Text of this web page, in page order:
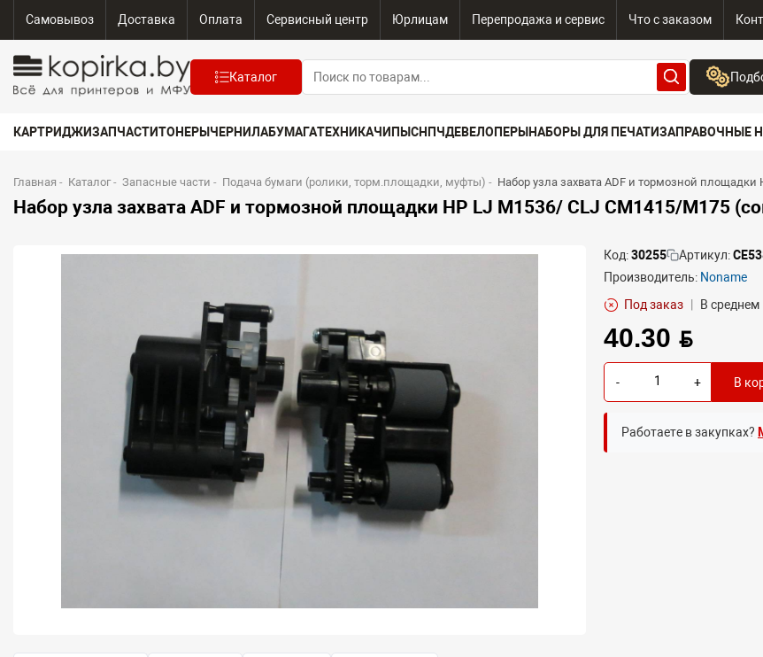
Самовывоз Доставка Оплата Сервисный центр Юрлицам Перепродажа и сервис Что с заказом
Каталог
Выберите
Сначала
КАРТРИДЖИЗАПЧАСТИТОНЕРЫ ЧЕРНИЛАБУМАГАТЕХНИКАЧИПЫСНПЧДЕВЕЛОПЕРЫ НАБОРЫ ДЛЯ ПЕЧАТИЗАПРАВОЧНЫЕ
Главная - Каталог - Запасные части - Подача бумаги (ролики, торм.площадки, муфты) - Набор узла захвата ADF и тормозной площадки
Набор узла захвата ADF и тормозной площадки HP LJ M1536/ CLJ CM1415/M175
Код:30255 Артикул:
Производитель: Noname
Под заказ
В среднем
40.30 BYN
- + В
Работаете в закупках?